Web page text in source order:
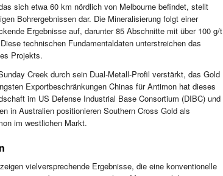
sich etwa 60 km nördlich von Melbourne befindet, stellt
Bohrergebnissen dar. Die Mineralisierung folgt einer
Ergebnisse auf, darunter 85 Abschnitte mit über 100 g/t
technischen Fundamentaldaten unterstreichen das
Projekts.
Creek durch sein Dual-Metall-Profil verstärkt, das Gold
Exportbeschränkungen Chinas für Antimon hat dieses
im US Defense Industrial Base Consortium (DIBC) und
in Australien positionieren Southern Cross Gold als
im westlichen Markt.
vielversprechende Ergebnisse, die eine konventionelle